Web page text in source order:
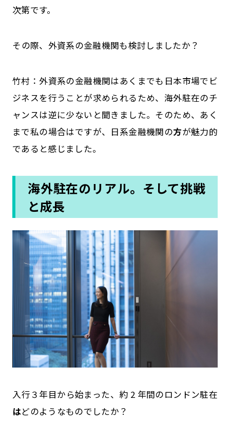
次第です。
――その際、外資系の金融機関も検討しましたか？
竹村：外資系の金融機関はあくまでも日本市場でビ
ジネスを行うことが求められるため、海外駐在のチ
ャンスは逆に少ないと聞きました。そのため、あく
まで私の場合はですが、日系金融機関の方が魅力的
であると感じました。
海外駐在のリアル。そして挑戦
と成長
――入行３年目から始まった、約 2 年間のロンドン駐在
はどのようなものでしたか？